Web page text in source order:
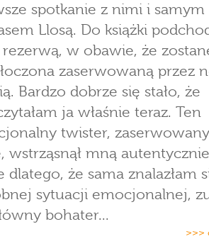
spotkanie z nimi i samym
Llosą. Do książki
rezerwą, w obawie, że
zaserwowaną przez
Bardzo dobrze się stało, że
ja właśnie teraz. Ten
twister,
wstrząsnął mną
dlatego, że sama znalazłam
sytuacji emocjonalnej,
bohater...
>>>